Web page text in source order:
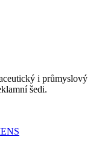
i průmyslový
šedi.